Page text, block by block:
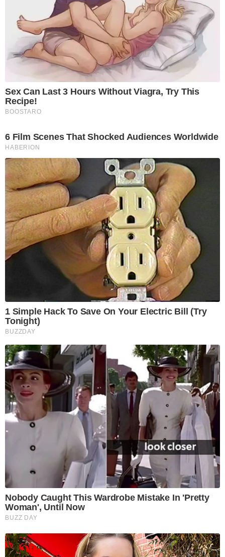
Sex Can Last 3 Hours Without Viagra, Try This
Recipe!
BOOSTARO
6 Film Scenes That Shocked Audiences Worldwide
HABERION
1 Simple Hack To Save On Your Electric Bill (Try
Tonight)
BUZZDAY
Nobody Caught This Wardrobe Mistake In 'Pretty
Woman', Until Now
BUZZ DAY